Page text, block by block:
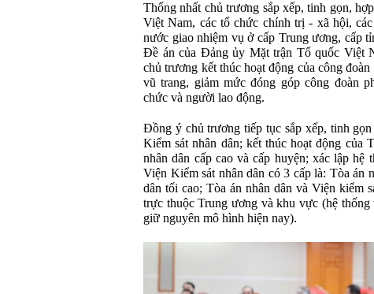
Thống nhất chủ trương sắp xếp, tinh gọn,
Việt Nam, các tổ chức chính trị - xã hội,
nước giao nhiệm vụ ở cấp Trung ương, cấp
Đề án của Đảng ủy Mặt trận Tổ quốc Việt
chủ trương kết thúc hoạt động của công
vũ trang, giảm mức đóng góp công đoàn
chức và người lao động.
Đồng ý chủ trương tiếp tục sắp xếp, tinh
Kiểm sát nhân dân; kết thúc hoạt động của
nhân dân cấp cao và cấp huyện; xác lập hệ
Viện Kiểm sát nhân dân có 3 cấp là: Tòa án
dân tối cao; Tòa án nhân dân và Viện kiểm
trực thuộc Trung ương và khu vực (hệ thống
giữ nguyên mô hình hiện nay).